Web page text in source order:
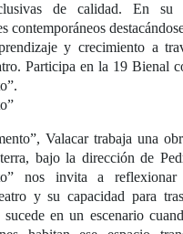
de calidad. En su
contemporáneos
y crecimiento a
Participa en la 19 Bienal
Valacar trabaja una
bajo la dirección de
nos invita a
y su capacidad para
sucede en un escenario